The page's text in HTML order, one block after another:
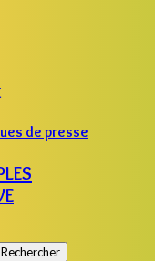
de presse